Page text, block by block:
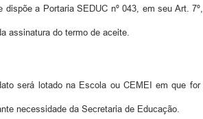
dispõe a Portaria SEDUC nº 043, em seu Art.
assinatura do termo de aceite.
será lotado na Escola ou CEMEI em que
necessidade da Secretaria de Educação.